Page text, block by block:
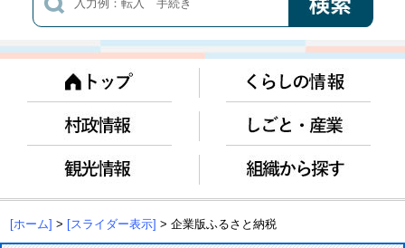
[ホーム] > [スライダー表示] > 企業版ふるさと納税